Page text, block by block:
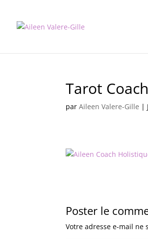
Tarot
parAileen Valere-Gille |
Poster le
Votre adresse e-mail ne